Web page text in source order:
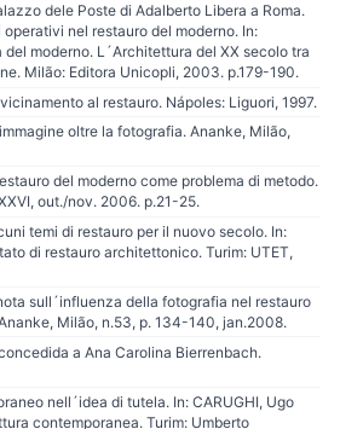
dele Poste di Adalberto Libera a Roma.
nel restauro del moderno. In:
del moderno. L´Architettura del XX secolo tra
Milão: Editora Unicopli, 2003. p.179-190.
al restauro. Nápoles: Liguori, 1997.
oltre la fotografia. Ananke, Milão,
del moderno come problema di metodo.
out./nov. 2006. p.21-25.
temi di restauro per il nuovo secolo. In:
di restauro architettonico. Turim: UTET,
sull´influenza della fotografia nel restauro
Milão, n.53, p. 134-140, jan.2008.
a Ana Carolina Bierrenbach.
nell´idea di tutela. In: CARUGHI, Ugo
contemporanea. Turim: Umberto